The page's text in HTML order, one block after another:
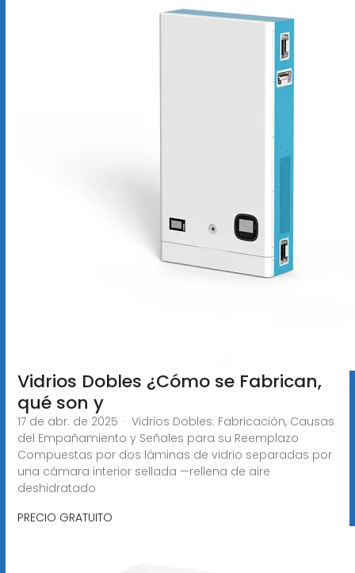
Vidrios Dobles ¿Cómo se Fabrican,
qué son y
17 de abr. de 2025 · Vidrios Dobles: Fabricación, Causas
del Empañamiento y Señales para su Reemplazo
Compuestas por dos láminas de vidrio separadas por
una cámara interior sellada —rellena de aire
deshidratado
PRECIO GRATUITO